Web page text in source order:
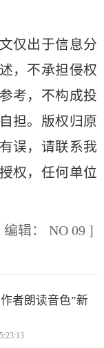
仅出于信息分
，不承担侵权
考，不构成投
担。版权归原
误，请联系我
权，任何单位
编辑： NO 09 ]
者朗读音色”新